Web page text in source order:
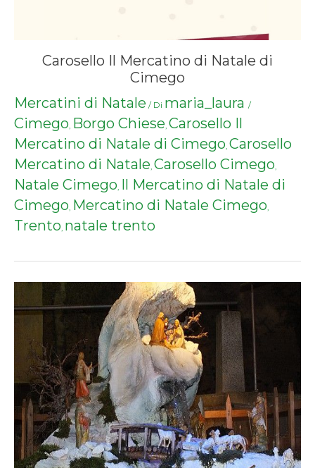
Carosello Il Mercatino di Natale di
Cimego
Mercatini di Natale / Di maria_laura /
Cimego, Borgo Chiese, Carosello Il
Mercatino di Natale di Cimego, Carosello
Mercatino di Natale, Carosello Cimego,
Natale Cimego,
Il Mercatino di Natale di
Cimego, Mercatino di Natale Cimego,
Trento, natale trento